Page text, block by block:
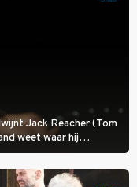
Jack Reacher (Tom
weet waar hij
naar hem vraagt.